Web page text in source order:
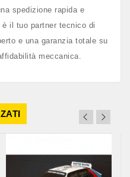
spedizione rapida e
il tuo partner tecnico di
e una garanzia totale su
meccanica.